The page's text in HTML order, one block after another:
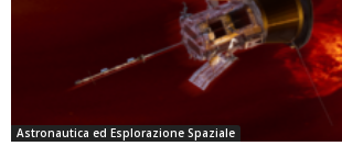
Astronautica ed Esplorazione Spaziale